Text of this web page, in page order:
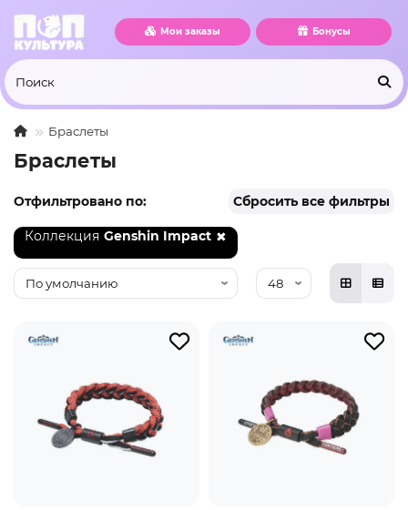
Мои заказы Бонусы
Браслеты
Браслеты
Отфильтровано по: Сбросить все фильтры
Коллекция Genshin Impact